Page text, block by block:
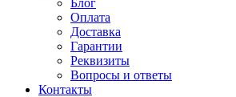
Блог
Оплата
Доставка
Гарантии
Реквизиты
Вопросы и ответы
Контакты